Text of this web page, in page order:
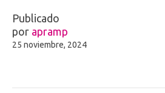
Publicado
por apramp
25 noviembre, 2024